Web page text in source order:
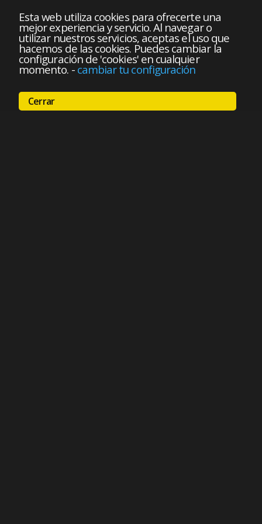
Esta web utiliza cookies para ofrecerte una
mejor experiencia y servicio. Al navegar o
utilizar nuestros servicios, aceptas el uso que
hacemos de las cookies. Puedes cambiar la
configuración de 'cookies' en cualquier
momento. - cambiar tu configuración
Cerrar